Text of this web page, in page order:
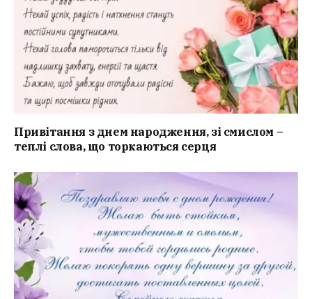
Привітання з днем народження, зі смислом –
теплі слова, що торкаються серця